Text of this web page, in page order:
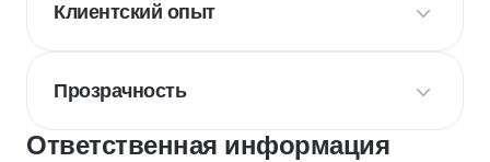
Клиентский опыт
Прозрачность
Ответственная информация